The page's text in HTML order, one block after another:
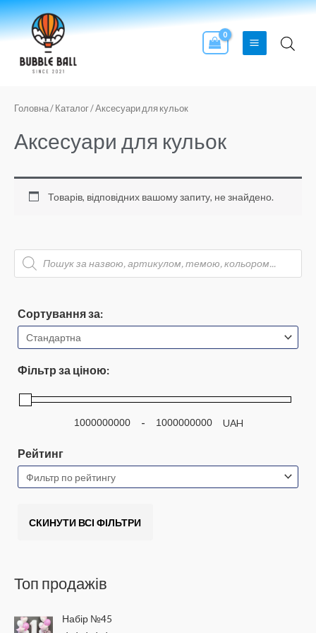
Перейти
до
Main
Menu
П
у
о
в
а
Сортування за:
Фільтр за ціною:
- UAH
Рейтинг
СКИНУТИ ВСІ ФІЛЬТРИ
Топ продажів
Набір №45
Головна/ Каталог/ Аксесуари для кульок
Аксесуари для кульок
Товарів, відповідних вашому запиту, не знайдено.